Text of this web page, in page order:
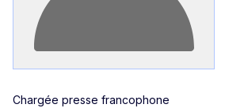
Chargée presse francophone